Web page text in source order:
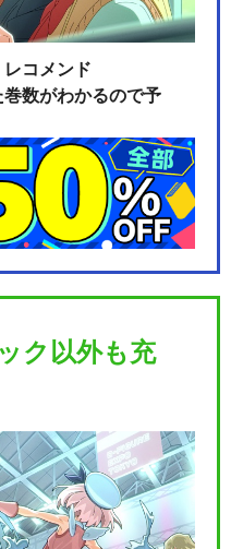
コメンド
数がわかるので予
ク以外も充